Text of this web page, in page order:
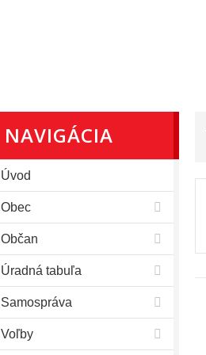
NAVIGÁCIA
Úvod
Obec
Občan
Úradná tabuľa
Samospráva
Voľby